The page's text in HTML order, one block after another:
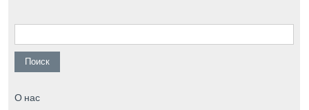
Найти:
О нас